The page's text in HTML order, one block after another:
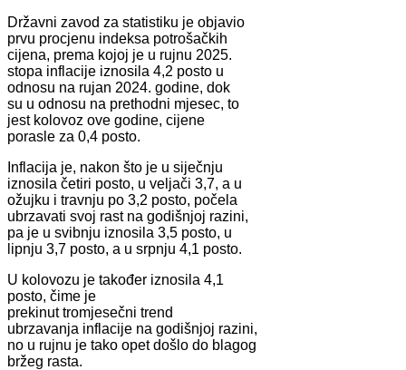
Državni zavod za statistiku je objavio
prvu procjenu indeksa potrošačkih
cijena, prema kojoj je u rujnu 2025.
stopa inflacije iznosila 4,2 posto u
odnosu na rujan 2024. godine, dok
su u odnosu na prethodni mjesec, to
jest kolovoz ove godine, cijene
porasle za 0,4 posto.
Inflacija je, nakon što je u siječnju
iznosila četiri posto, u veljači 3,7, a u
ožujku i travnju po 3,2 posto, počela
ubrzavati svoj rast na godišnjoj razini,
pa je u svibnju iznosila 3,5 posto, u
lipnju 3,7 posto, a u srpnju 4,1 posto.
U kolovozu je također iznosila 4,1
posto, čime je
prekinut tromjesečni trend
ubrzavanja inflacije na godišnjoj razini,
no u rujnu je tako opet došlo do blagog
bržeg rasta.